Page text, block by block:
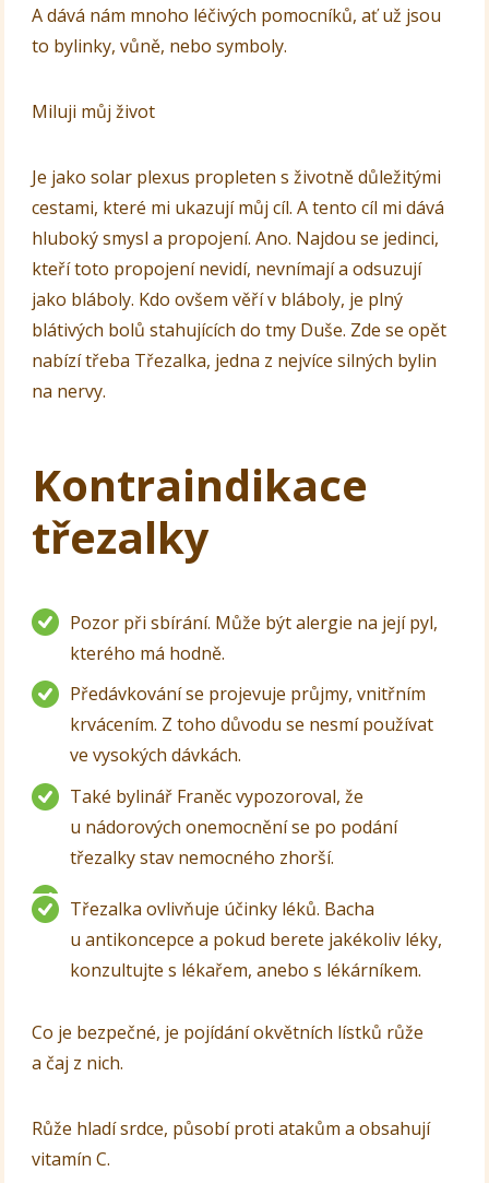
A dává nám mnoho léčivých pomocníků, ať už jsou
to bylinky, vůně, nebo symboly.
Miluji můj život
Je jako solar plexus propleten s životně důležitými
cestami, které mi ukazují můj cíl. A tento cíl mi dává
hluboký smysl a propojení. Ano. Najdou se jedinci,
kteří toto propojení nevidí, nevnímají a odsuzují
jako bláboly. Kdo ovšem věří v bláboly, je plný
blátivých bolů stahujících do tmy Duše. Zde se opět
nabízí třeba Třezalka, jedna z nejvíce silných bylin
na nervy.
Kontraindikace
třezalky
Pozor při sbírání. Může být alergie na její pyl,
kterého má hodně.
Předávkování se projevuje průjmy, vnitřním
krvácením. Z toho důvodu se nesmí používat
ve vysokých dávkách.
Také bylinář Franěc vypozoroval, že
u nádorových onemocnění se po podání
třezalky stav nemocného zhorší.
Třezalka ovlivňuje účinky léků. Bacha
u antikoncepce a pokud berete jakékoliv léky,
konzultujte s lékařem, anebo s lékárníkem.
Co je bezpečné, je pojídání okvětních lístků růže
a čaj z nich.
Růže hladí srdce, působí proti atakům a obsahují
vitamín C.